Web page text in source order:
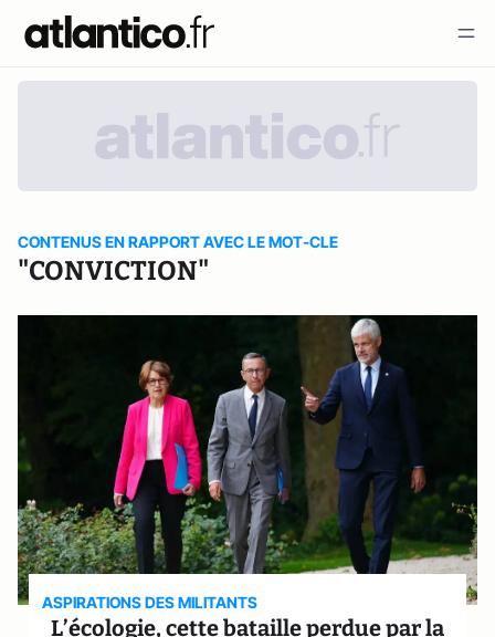
CONTENUS EN RAPPORT AVEC LE MOT-CLE
"CONVICTION"
ASPIRATIONS DES MILITANTS
L’écologie, cette bataille perdue par la